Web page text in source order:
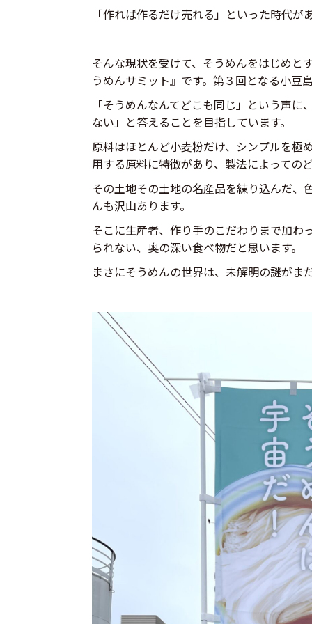
「作れば作るだけ売れる」といった時代
そんな現状を受けて、そうめんをはじめと
うめんサミット』です。第３回となる小
「そうめんなんてどこも同じ」という声
ない」と答えることを目指しています。
原料はほとんど小麦粉だけ、シンプルを極
用する原料に特徴があり、製法によっての
その土地その土地の名産品を練り込んだ、
んも沢山あります。
そこに生産者、作り手のこだわりまで加わ
られない、奥の深い食べ物だと思います。
まさにそうめんの世界は、未解明の謎が